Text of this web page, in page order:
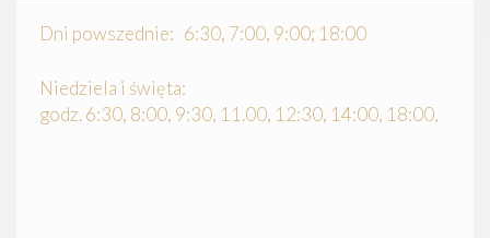
Dni powszednie: 6:30, 7:00, 9:00; 18:00
Niedziela i święta:
godz. 6:30, 8:00, 9:30, 11.00, 12:30, 14:00, 18:00,